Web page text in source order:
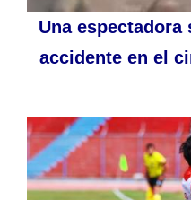
Una espectadora
accidente en el